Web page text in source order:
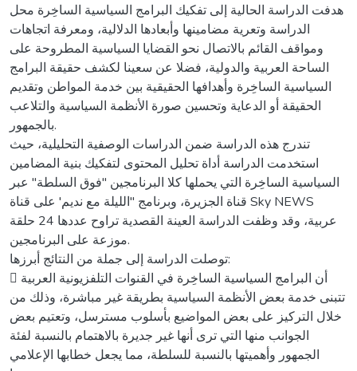
هدفت الدراسة الحالية إلى تفكيك البرامج السياسية الساخِرة محل
الدراسة وتعرية مضامينها وأبعادها الدلالية، ومعرفة اتجاهات
ومواقف القائم بالاتصال نحو القضايا السياسية المطروحة على
الساحة العربية والدولية، فضلا عن سعينا لكشف حقيقة البرامج
السياسية الساخِرة وأهدافها الحقيقية بين خدمة المواطن وتقديم
الحقيقة أو الدعاية وتحسين صورة الأنظمة السياسية والتلاعب
بالجمهور.
تندرج هذه الدراسة ضمن الدراسات الوصفية التحليلية، حيث
استخدمت الدراسة أداة تحليل المحتوى لتفكيك بنية المضامين
السياسية الساخِرة التي يحملها كلا البرنامجين "فوق السلطة" عبر
قناة الجزيرة، وبرنامج "الليلة مع نديم' على قناة Sky NEWS
عربية، وقد وظفت الدراسة العينة القصدية تراوح عددها 24 حلقة
موزعة على البرنامجين.
توصلت الدراسة إلى جملة من النتائج أبرزها:
 أن البرامج السياسية الساخِرة في القنوات التلفزيونية العربية
تتبنى خدمة بعض الأنظمة السياسية بطريقة غير مباشرة، وذلك من
خلال التركيز على بعض المواضيع بأسلوب مسترسل، وتعتيم بعض
الجوانب منها التي ترى أنها غير جديرة بالاهتمام بالنسبة لفئة
الجمهور وأهميتها بالنسبة للسلطة، مما يجعل خطابها الإعلامي